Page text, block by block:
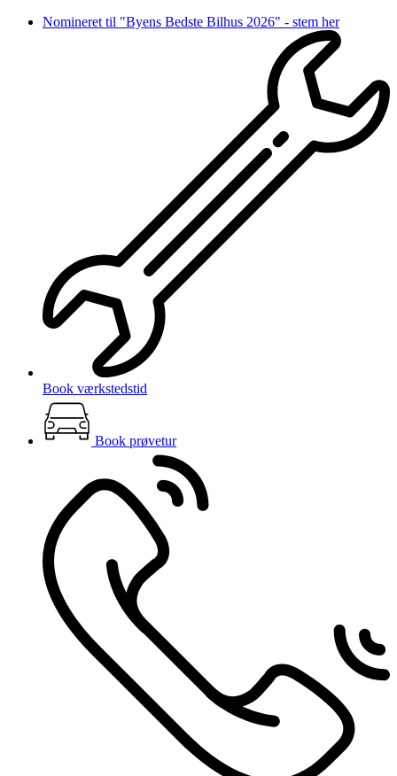
VidereNomineret til "Byens Bedste Bilhus 2026" - stem her
Book værkstedstid
Book prøvetur